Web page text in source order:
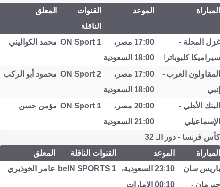
المباراة الموعد
القنوات
الناقلة
المعلق
غزل المحلة -
سيراميكا كليوباترا
17:00 مصر،
18:00 السعودية
ON Sport 1 محمد الكواليني
المقاولون العرب -
إنبي
17:00 مصر،
18:00 السعودية
ON Sport 2 محمود أبو الركب
البنك الأهلي -
الإسماعيلي
20:00 مصر،
21:00 السعودية
ON Sport 1 مؤمن حسن
كأس فرنسا - دور الـ 32
المباراة
الموعد القنوات الناقلة
المعلق
باريس سان
جيرمان -
23:10 السعودية،
00:10 الإمارات
beIN SPORTS 1 عامر الخوذيري